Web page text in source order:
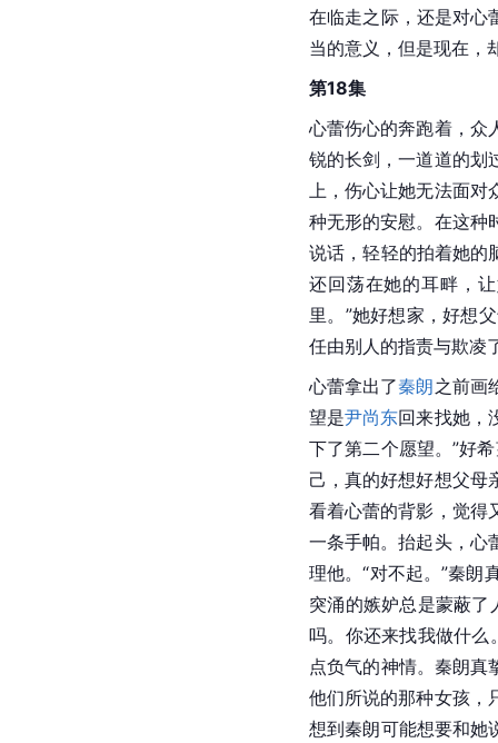
在临走之际，还是对心
当的意义，但是现在，
第18集
心蕾伤心的奔跑着，众
锐的长剑，一道道的划
上，伤心让她无法面
种无形的安慰。在这种
说话，轻轻的拍着她的
还回荡在她的耳畔，
里。”她好想家，好想
任由别人的指责与欺凌
心蕾拿出了秦朗之前画
望是尹尚东回来找她，
下了第二个愿望。”好
己，真的好想好想父母
看着心蕾的背影，觉得
一条手帕。抬起头，心
理他。“对不起。”秦朗
突涌的嫉妒总是蒙蔽了
吗。你还来找我做什么
点负气的神情。秦朗真
他们所说的那种女孩，
想到秦朗可能想要和她